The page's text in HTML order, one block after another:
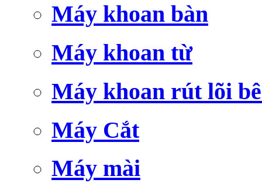
Máy khoan bàn
Máy khoan từ
Máy khoan rút lõi
Máy Cắt
Máy mài